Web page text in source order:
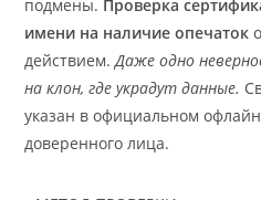
подмены. Проверка
имени на наличие опечаток
действием.Даже одно
на клон, где украдут данные.
указан в официальном
доверенного лица.